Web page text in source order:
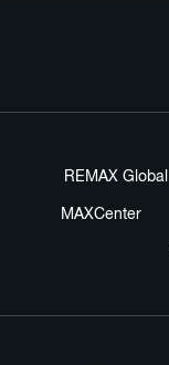
REMAX Global
MAXCenter